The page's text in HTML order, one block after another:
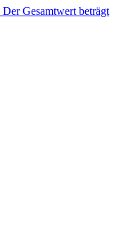
Gesamtwert beträgt